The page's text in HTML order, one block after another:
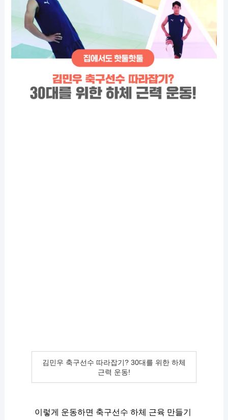
김민우 축구선수 따라잡기? 30대를 위한 하체
근력 운동!
이렇게 운동하면 축구선수 하체 근육 만들기